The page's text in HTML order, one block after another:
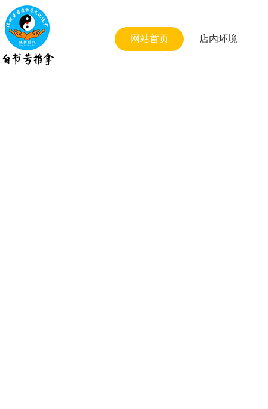
网站首页 店内环境